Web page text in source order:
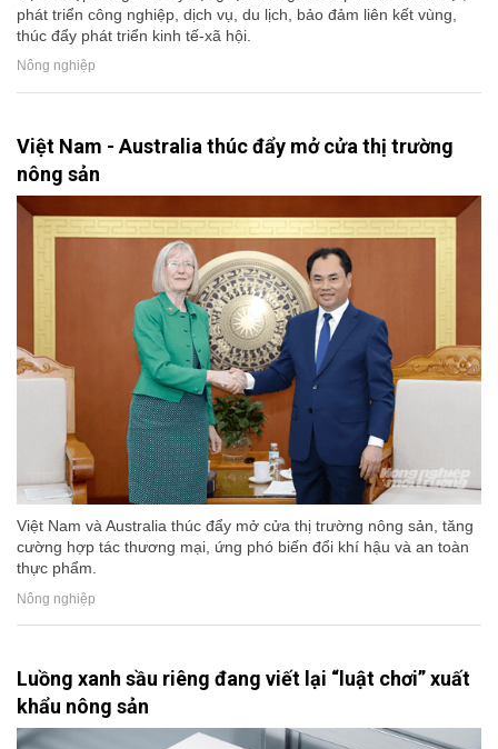
phát triển công nghiệp, dịch vụ, du lịch, bảo đảm liên kết vùng,
thúc đẩy phát triển kinh tế-xã hội.
Nông nghiệp
Việt Nam - Australia thúc đẩy mở cửa thị trường
nông sản
Việt Nam và Australia thúc đẩy mở cửa thị trường nông sản, tăng
cường hợp tác thương mại, ứng phó biến đổi khí hậu và an toàn
thực phẩm.
Nông nghiệp
Luồng xanh sầu riêng đang viết lại “luật chơi” xuất
khẩu nông sản